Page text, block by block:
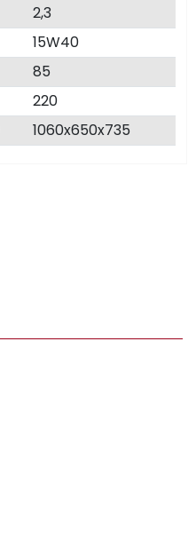
2,3
15W40
85
220
1060x650x735